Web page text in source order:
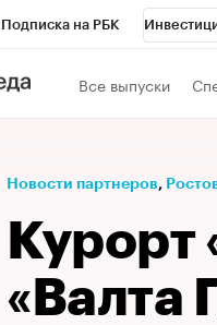
Подписка на РБК
Телеканал
Спецпроекты Проверка
Рынок наличной валюты
Все выпуски
Новости партнеров⁠,
Курорт
«Валта